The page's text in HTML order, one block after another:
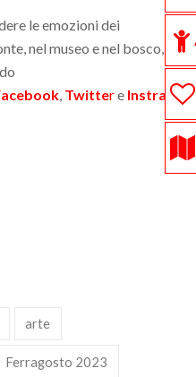
le emozioni dei
nel museo e nel bosco,
, Twittere
arte
Ferragosto 2023